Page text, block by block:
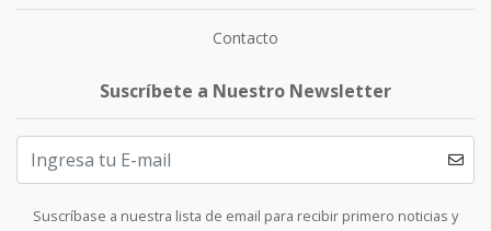
Contacto
Suscríbete a Nuestro Newsletter
Suscríbase a nuestra lista de email para recibir primero noticias y